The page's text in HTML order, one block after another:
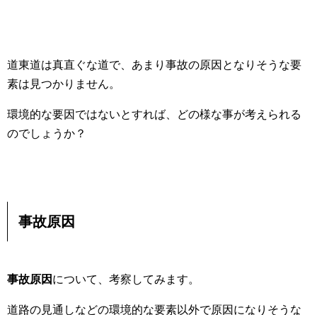
道東道は真直ぐな道で、あまり事故の原因となりそうな要
素は見つかりません。
環境的な要因ではないとすれば、どの様な事が考えられる
のでしょうか？
事故原因
事故原因 について、考察してみます。
道路の見通しなどの環境的な要素以外で原因になりそうな